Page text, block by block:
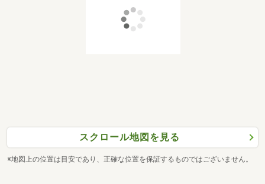
スクロール地図を見る
※地図上の位置は目安であり、正確な位置を保証するものではございません。